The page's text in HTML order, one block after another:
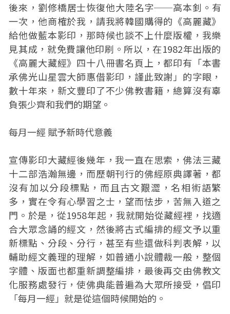
後來，劉修橋居士恢復他大陸名字──高本釗。有
一次，他商榷於我，請我將韓國購得的《高麗藏》
給他做藍本影印，那時候也談不上什麼版權，我樂
見其成，就免費讓他印刷。所以，在1982年出版的
《高麗大藏經》四十八冊書名頁上，都印有「本書
承佛光山星雲大師惠借影印，謹此致謝」的字眼，
數十年來，新文豐印了不少佛教書籍，總算沒有辜
負張少齊和我們的期望。
每月一經 賦予新時代意義
宣傳影印大藏經後幾年，我一直在思索，佛法三藏
十二部浩瀚無邊，而歷朝刊行的佛經原典譯著，都
沒有加以分段標點，而且古文艱澀，名相術語繁
多，實在令有心學習之士，望而怯步，苦無入道之
門。於是，從1958年起，我就開始從藏經裡，找適
合大眾念誦的經文，然後將古式編排的經文予以重
新標點、分段、分行，甚至有些還做科判表解，以
輔助經文義理的理解，如普通小說體裁一般，整個
字體、版面也都重新調整編排，最後再交由佛教文
化服務處發行，使佛典能普遍為大眾所接受，倡印
「每月一經」就是從這個時候開始的。